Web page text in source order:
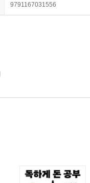
9791167031556